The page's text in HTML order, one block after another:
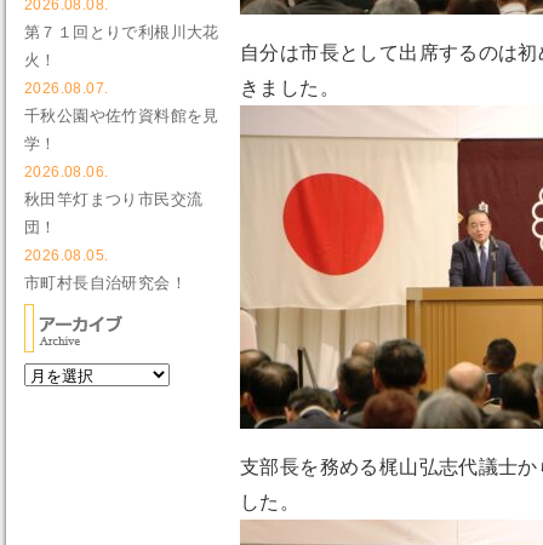
自分は市長として出席するのは
きました。
支部長を務める梶山弘志代議士
した。
2026.08.08.
第７１回とりで利根川大花
火！
2026.08.07.
千秋公園や佐竹資料館を見
学！
2026.08.06.
秋田竿灯まつり市民交流
団！
2026.08.05.
市町村長自治研究会！